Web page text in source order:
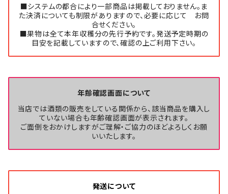
■システムの都合により一部商品は掲載しておりません。ま
た決済についても制限がありますので、必要に応じて お問
合せください。
■果物は全て本年収穫分の先行予約です。発送予定時期の
目安を記載していますので、確認の上ご利用下さい。
年齢確認画面について
当店では酒類の販売をしている関係から、該当商品を購入し
ていない場合も年齢確認画面が表示されます。
ご面倒をおかけしますがご理解・ご協力のほどよろしくお願
いいたします。
発送について